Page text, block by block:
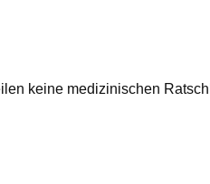
keine medizinischen